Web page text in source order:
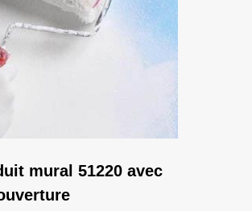
mural 51220 avec